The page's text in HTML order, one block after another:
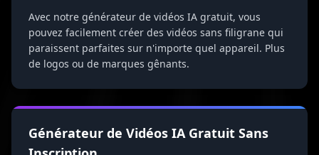
Avec notre générateur de vidéos IA gratuit, vous
pouvez facilement créer des vidéos sans filigrane qui
paraissent parfaites sur n'importe quel appareil. Plus
de logos ou de marques gênants.
Générateur de Vidéos IA Gratuit Sans